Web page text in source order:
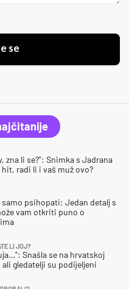
se
zna li se?": Snimka s Jadrana
hit, radi li i vaš muž ovo?
samo psihopati: Jedan detalj s
vam otkriti puno o
LI JOJ?
Snašla se na hrvatskoj
gledatelji su podijeljeni